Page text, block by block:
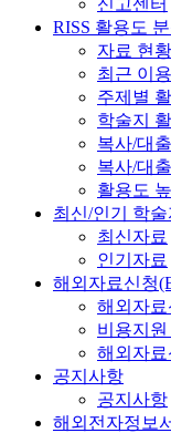
RISS 활용도
자료 현
최근 이
주제별
학술지
복사/대
복사/대
활용도
최신/인기 학술
최신자료
인기자료
해외자료신청
해외자료
비용지원
해외자료
공지사항
공지사항
해외전자정보